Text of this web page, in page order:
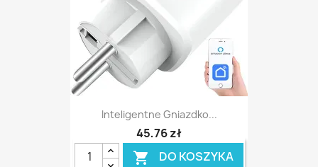
Inteligentne Gniazdko...
45,76 zł
 DO KOSZYKA